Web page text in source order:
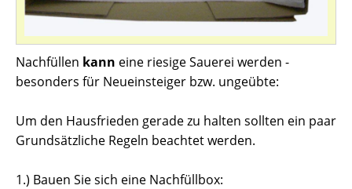
Nachfüllen kann eine riesige Sauerei werden -
besonders für Neueinsteiger bzw. ungeübte:
Um den Hausfrieden gerade zu halten sollten ein paar
Grundsätzliche Regeln beachtet werden.
1.) Bauen Sie sich eine Nachfüllbox: